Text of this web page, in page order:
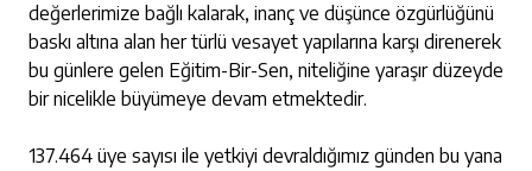
değerlerimize bağlı kalarak, inanç ve düşünce özgürlüğünü
baskı altına alan her türlü vesayet yapılarına karşı direnerek
bu günlere gelen Eğitim-Bir-Sen, niteliğine yaraşır düzeyde
bir nicelikle büyümeye devam etmektedir.
137.464 üye sayısı ile yetkiyi devraldığımız günden bu yana